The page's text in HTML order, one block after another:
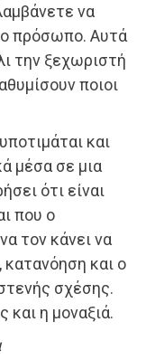
να
πρόσωπο. Αυτά
την ξεχωριστή
ποιοι
και
μέσα σε μια
ότι είναι
που ο
τον κάνει να
κατανόηση και ο
σχέσης.
και η μοναξιά.